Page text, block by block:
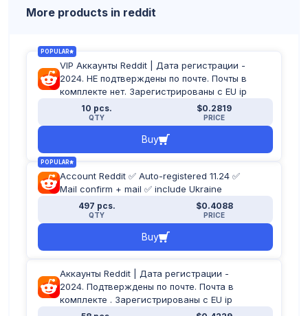
More products in reddit
POPULAR
VIP Аккаунты Reddit | Дата регистрации -
2024. НЕ подтверждены по почте. Почты в
комплекте нет. Зарегистрированы с EU ip
10 pcs.
QTY
$0.2819
PRICE
Buy
POPULAR
Account Reddit ✅ Auto-registered 11.24 ✅
Mail confirm + mail ✅ include Ukraine
497 pcs.
QTY
$0.4088
PRICE
Buy
Аккаунты Reddit | Дата регистрации -
2024. Подтверждены по почте. Почта в
комплекте . Зарегистрированы с EU ip